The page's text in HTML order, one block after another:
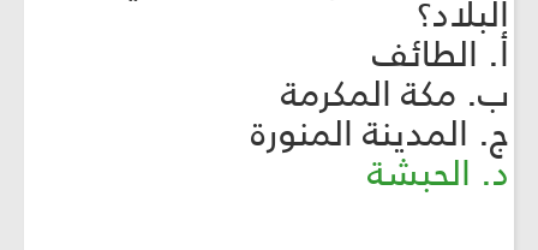
البلاد؟
أ. الطائف
ب. مكة المكرمة
ج. المدينة المنورة
د. الحبشة